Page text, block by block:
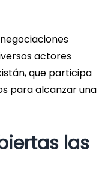
actores
que participa
para alcanzar una
las